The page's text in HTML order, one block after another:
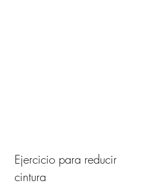
Ejercicio para reducir
cintura